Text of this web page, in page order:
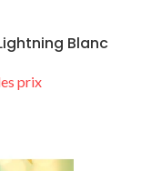
Blanc
prix